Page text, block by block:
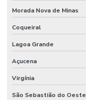
Morada Nova de Minas
Coqueiral
Lagoa Grande
Açucena
Virgínia
São Sebastião do Oeste